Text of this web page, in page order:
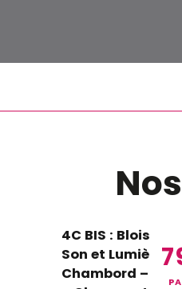
4C BIS : Blois
Son et Lumière) –
Chambord –